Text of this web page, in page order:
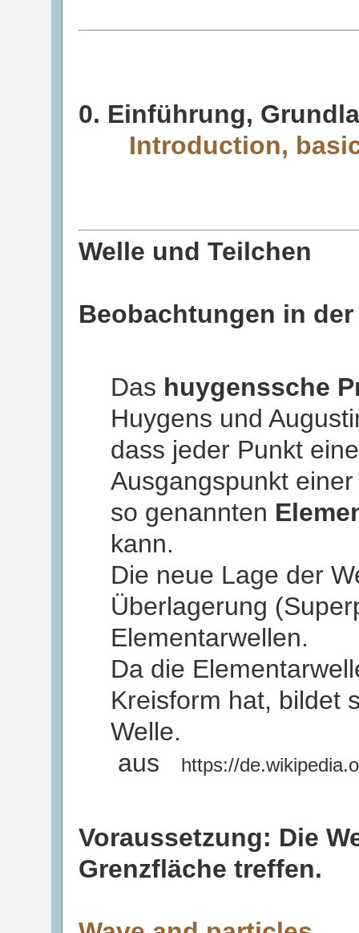
0. Einführung,
Introduction,
Welle und Teilchen
Beobachtungen in
Das huygenssche
Huygens und
dass jeder Punkt
Ausgangspunkt
so genannten
kann.
Die neue Lage der
Überlagerung
Elementarwellen.
Da die
Kreisform hat, bildet
Welle.
aus
https://
Voraussetzung: Die
Grenzfläche treffen.